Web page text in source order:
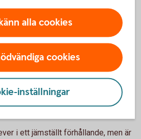
kliv och ni har bestämt er för att
är ni två vänner som slår era påsar
finns det några saker som är bra
flyttlasset går.
dethär
i ett jämställt förhållande, men är
alla cookies
cookies
inställningar